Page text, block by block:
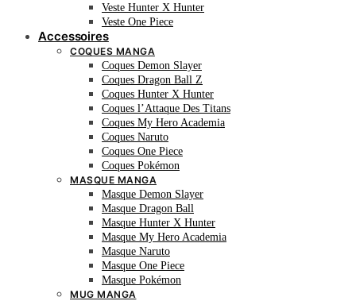
Veste Hunter X Hunter
Veste One Piece
Accessoires
COQUES MANGA
Coques Demon Slayer
Coques Dragon Ball Z
Coques Hunter X Hunter
Coques l’Attaque Des Titans
Coques My Hero Academia
Coques Naruto
Coques One Piece
Coques Pokémon
MASQUE MANGA
Masque Demon Slayer
Masque Dragon Ball
Masque Hunter X Hunter
Masque My Hero Academia
Masque Naruto
Masque One Piece
Masque Pokémon
MUG MANGA